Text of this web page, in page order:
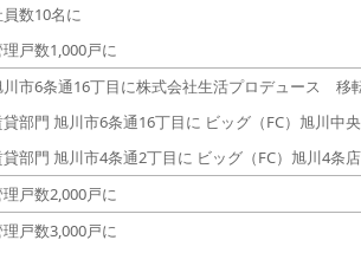
数10名に
戸数1,000戸に
川市6条通16丁目に株式会社生活プロデュース 移
貸部門 旭川市6条通16丁目に ビッグ（FC）旭川中
貸部門 旭川市4条通2丁目に ビッグ（FC）旭川4条
戸数2,000戸に
戸数3,000戸に